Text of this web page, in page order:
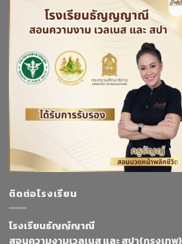
ติดต่อโรงเรียน
โรงเรียนธัญญ์ญาณี
สอนความงามเวลเนส และ สปา(กรุงเทพ)